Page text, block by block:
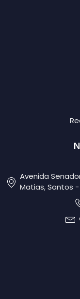
Avenida
Matias, Santos -